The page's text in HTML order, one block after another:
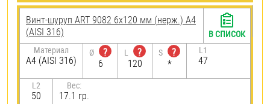
Винт-шуруп ART 9082 6х120 мм (нерж.) A4
(AISI 316)
Материал
A4 (AISI 316)
Ø
?
6
L
?
120
S
?
*
L1
47
L2
50
Вес:
17.1 гр.
В СПИСОК